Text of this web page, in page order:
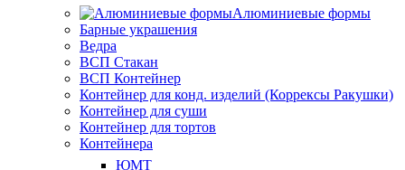
Алюминиевые формы
Барные украшения
Ведра
ВСП Стакан
ВСП Контейнер
Контейнер для конд. изделий (Коррексы Ракушки)
Контейнер для суши
Контейнер для тортов
Контейнера
ЮМТ